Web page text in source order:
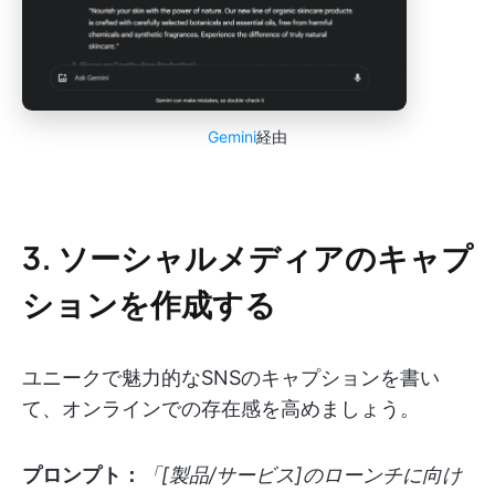
Gemini経由
3. ソーシャルメディアのキャプ
ションを作成する
ユニークで魅力的なSNSのキャプションを書い
て、オンラインでの存在感を高めましょう。
プロンプト：
「[製品/サービス]のローンチに向け